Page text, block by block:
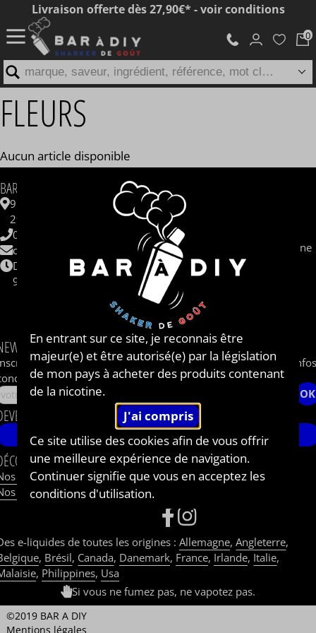
FLEURS
Aucun article disponible
BAR A DIY®
9 ZAC de Kergrist
29430 PLOUESCAT
06 62 48 62 33
contact@baradiy.com
Du lundi au vendredi
9h-12h / 14h-18h
Contactez-nous
Questions fréquentes
CBD
Sel de nicotine / nicotine saline
Qui sommes nous ?
Le concept
Livraison
Shops et Partenaires
Parrainage
vous à notre newsletter pour recevoir les dernières
le BAR A DIY®.
OK
AMBASSADEUR DE BAR A DIY®
JE ME LANCE !
e-liquides fruités
e-liquides fruités et frais
PARTAGEZ
e-liquides de toutes les origines :Allemagne,Angleterre,
, Brésil, Canada, Danemark, France, Irlande, Italie,
, Philippines, Usa
Si vous ne fumez pas, ne vapotez pas.
©2019 BAR A DIY
Mentions légales
En entrant sur ce site, je reconnais être
majeur(e) et être autorisé(e) par la législation
de mon pays à acheter des produits contenant
de la nicotine.
Ce site utilise des cookies afin de vous offrir
une meilleure expérience de navigation.
Continuer signifie que vous en acceptez les
conditions d'utilisation.
Livraison offerte dès 27,90€* - voir conditions
marque, saveur, ingrédient, référence, mot clé...